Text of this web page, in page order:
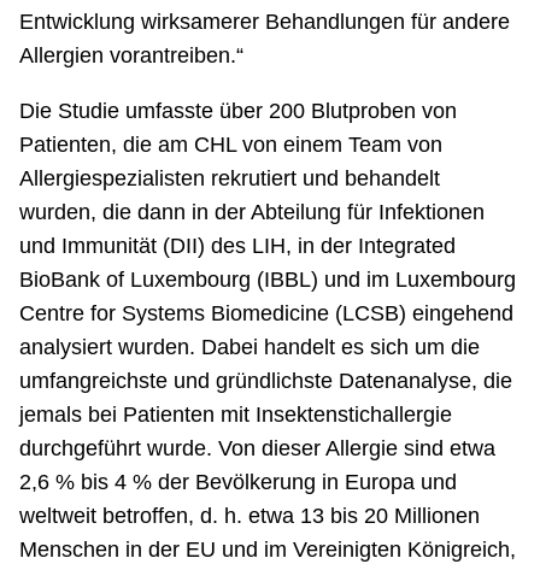
Entwicklung wirksamerer Behandlungen für andere
Allergien vorantreiben.“
Die Studie umfasste über 200 Blutproben von
Patienten, die am CHL von einem Team von
Allergiespezialisten rekrutiert und behandelt
wurden, die dann in der Abteilung für Infektionen
und Immunität (DII) des LIH, in der Integrated
BioBank of Luxembourg (IBBL) und im Luxembourg
Centre for Systems Biomedicine (LCSB) eingehend
analysiert wurden. Dabei handelt es sich um die
umfangreichste und gründlichste Datenanalyse, die
jemals bei Patienten mit Insektenstichallergie
durchgeführt wurde. Von dieser Allergie sind etwa
2,6 % bis 4 % der Bevölkerung in Europa und
weltweit betroffen, d. h. etwa 13 bis 20 Millionen
Menschen in der EU und im Vereinigten Königreich,